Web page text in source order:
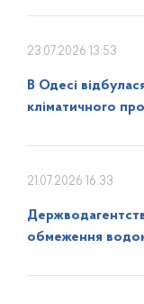
23.07.2026 13:53
В Одесі
кліматичного
21.07.2026 16:33
обмеження